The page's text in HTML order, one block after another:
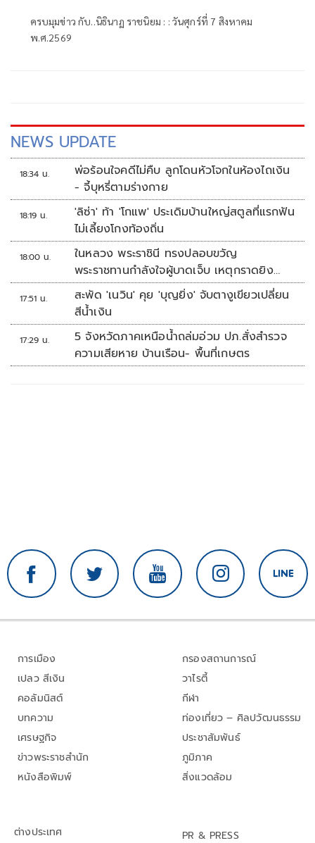
ครบมุมข่าว กับ..นิธินาฏ ราชนิยม : : วันศุกร์ที่ 7 สิงหาคม
พ.ศ.2569
NEWS UPDATE
18:34 น.
พ่อร้อนใจคดีไม่คืบ ลูกโดนหัวโจกในห้องไถเงิน
- จี้บุหรี่ตามร่างกาย
18:19 น.
'ลิซ่า' ท้า 'โกแพ' ประเดิมบ้านใหญ่สตูลที่แรกฟัน
ไม่เลี้ยงโกงท้องถิ่น
18:00 น.
ในหลวง พระราชินี ทรงปลอบขวัญ
พระราชทานกำลังใจผู้บาดเจ็บ เหตุกราดยิง
รร.เทพศิรินทร์นนทบุรี
17:51 น.
สะพัด 'เนวิน' คุย 'บุญยิ่ง' จับตางูเขียวเปลี่ยน
สีน้ำเงิน
17:29 น.
5 จังหวัดภาคเหนือน้ำถล่มอ่วม ปภ.สั่งสำรวจ
ความเสียหาย บ้านเรือน- พื้นที่เกษตร
การเมือง
เปลว สีเงิน
คอลัมนิสต์
บทความ
เศรษฐกิจ
ข่าวพระราชสำนัก
หนังสือพิมพ์
กรองสถานการณ์
วาไรตี้
กีฬา
ท่องเที่ยว – ศิลปวัฒนธรรม
ประชาสัมพันธ์
ภูมิภาค
สิ่งแวดล้อม
ต่างประเทศ PR & PRESS